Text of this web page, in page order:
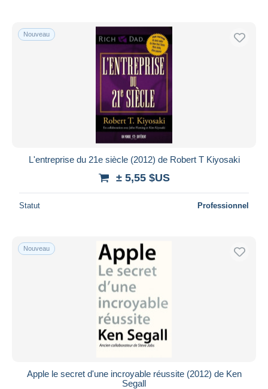
Nouveau
L'entreprise du 21e siècle (2012) de Robert T Kiyosaki
± 5,55 $US
Statut Professionnel
Nouveau
Apple le secret d'une incroyable réussite (2012) de Ken
Segall